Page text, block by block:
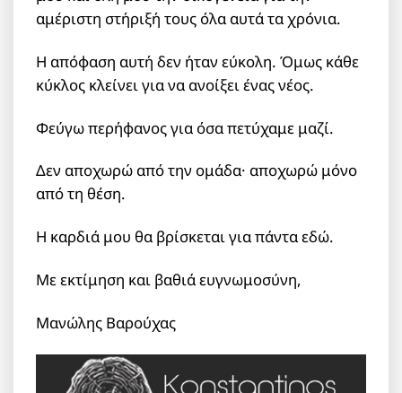
αμέριστη στήριξή τους όλα αυτά τα χρόνια.
Η απόφαση αυτή δεν ήταν εύκολη. Όμως κάθε
κύκλος κλείνει για να ανοίξει ένας νέος.
Φεύγω περήφανος για όσα πετύχαμε μαζί.
Δεν αποχωρώ από την ομάδα· αποχωρώ μόνο
από τη θέση.
Η καρδιά μου θα βρίσκεται για πάντα εδώ.
Με εκτίμηση και βαθιά ευγνωμοσύνη,
Μανώλης Βαρούχας